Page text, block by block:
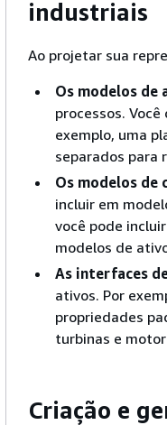
industriais
Ao projetar sua
Os modelos de
processos.
exemplo, uma
separados para
Os modelos de
incluir em
você pode
modelos de
As interfaces
ativos. Por
propriedades
turbinas e
Criação e